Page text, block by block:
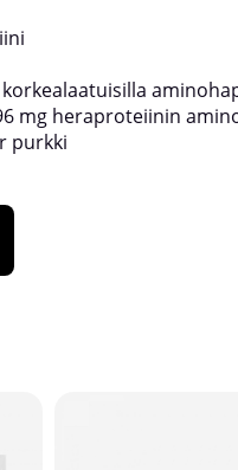
mg heraproteiinin
purkki